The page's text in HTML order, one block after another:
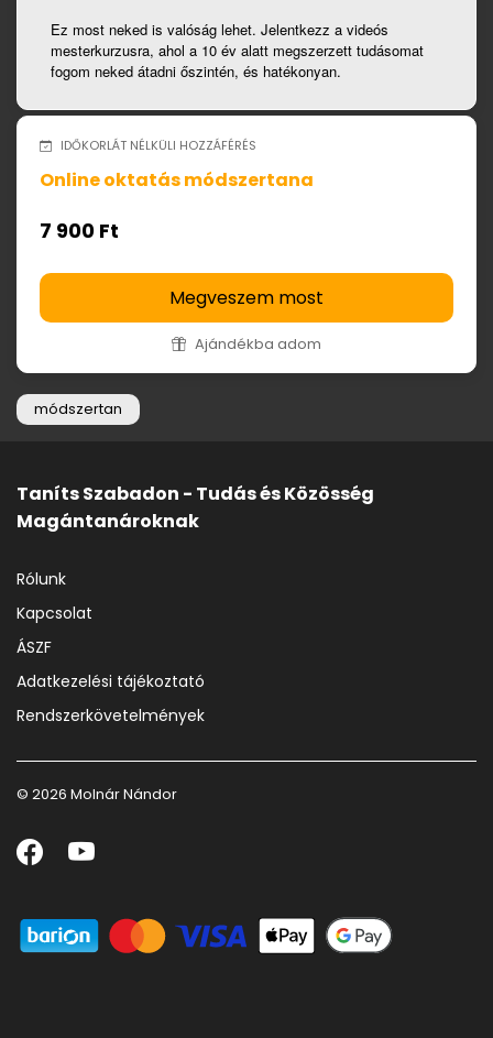
Ez most neked is valóság lehet. Jelentkezz a videós
mesterkurzusra, ahol a 10 év alatt megszerzett tudásomat
fogom neked átadni őszintén, és hatékonyan.
IDŐKORLÁT NÉLKÜLI HOZZÁFÉRÉS
Online oktatás módszertana
7 900 Ft
Megveszem most
Ajándékba adom
módszertan
Taníts Szabadon - Tudás és Közösség
Magántanároknak
Rólunk
Kapcsolat
ÁSZF
Adatkezelési tájékoztató
Rendszerkövetelmények
© 2026 Molnár Nándor